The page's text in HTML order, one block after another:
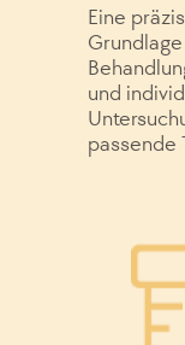
Eine
und
passende